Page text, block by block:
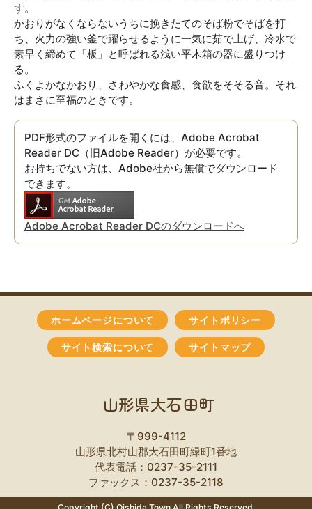
す。
かおりがなくならないうちに挽きたてのそば粉でそばを打
ち、火力の強い釜で躍らせるように一気に茹で上げ、冷水で
素早く締めて「板」と呼ばれる浅い平木箱の器に盛りつけ
る。
ふくよかなかおり、さわやかな食感、食欲をそそる音。それ
はまさに至福のときです。
PDF形式のファイルを開くには、Adobe Acrobat
Reader DC（旧Adobe Reader）が必要です。
お持ちでない方は、Adobe社から無償でダウンロード
できます。
Adobe Acrobat Reader DCのダウンロードへ
ホームページについて サイトポリシー
サイト検索について サイトマップ
山形県大石田町
〒999-4112
山形県北村山郡大石田町緑町1番地
代表電話：0237-35-2111
ファックス：0237-35-2118